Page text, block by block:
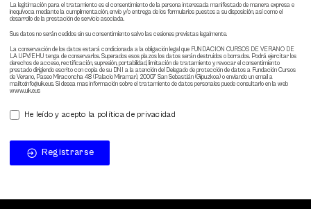
La legitimación para el tratamiento es el consentimiento de la persona interesada manifestado de manera expresa e
inequívoca mediante la cumplimentación, envío y/o entrega de los formularios puestos a su disposición, así como el
desarrollo de la prestación de servicio asociada.
Sus datos no serán cedidos sin su consentimiento salvo las cesiones previstas legalmente.
La conservación de los datos estará condicionada a la obligación legal que FUNDACION CURSOS DE VERANO DE
LA UPV/EHU tenga de conservarlos. Superados esos plazos los datos serán destruidos o borrados. Podrá ejercitar los
derechos de acceso, rectificación, supresión, portabilidad, limitación de tratamiento y revocar el consentimiento
prestado dirigiendo escrito con copia de su DNI a la atención del Delegado de protección de datos a Fundación Cursos
de Verano, Paseo Miraconcha 48 (Palacio Miramar), 20007 San Sebastián (Gipuzkoa) o enviando un email a
mailto:info@uik.eus. Si desea mas información sobre el tratamiento de datos personales puede consultarlo en la web
www.uik.eus
He leído y acepto la política de privacidad
Registrarse